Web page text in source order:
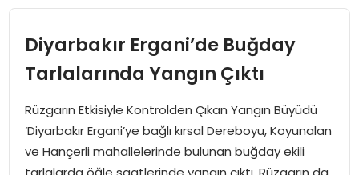
DÜNYA
EĞITIM
EKONOMI
MAGAZIN
Diyarbakır Ergani’de Buğday
Tarlalarında Yangın Çıktı
Rüzgarın Etkisiyle Kontrolden Çıkan Yangın Büyüdü
‘Diyarbakır Ergani’ye bağlı kırsal Dereboyu, Koyunalan
ve Hançerli mahallelerinde bulunan buğday ekili